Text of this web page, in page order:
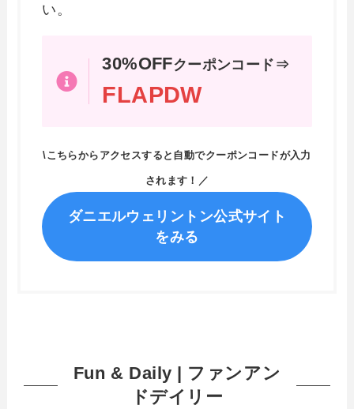
い。
30%OFFクーポンコード⇒
FLAPDW
\こちらからアクセスすると自動でクーポンコードが入力
されます！／
ダニエルウェリントン公式サイト
をみる
Fun & Daily | ファンアン
ドデイリー